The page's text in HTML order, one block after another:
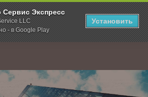
Сервис Экспресс
LLC
- в Google Play
Установить
Новости Увеличение сроков доставки в